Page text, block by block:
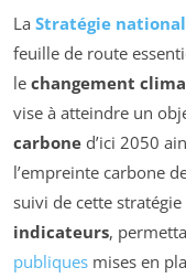
La Stratégie
feuille de route
le changement
vise à atteindre un
carbone d’ici 2050
l’empreinte carbone
suivi de cette
indicateurs,
publiques mises en